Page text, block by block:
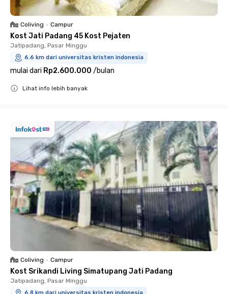
Coliving • Campur
Kost Jati Padang 45 Kost Pejaten
Jatipadang, Pasar Minggu
6.6 km dari universitas kristen indonesia
mulai dari Rp2.600.000 /bulan
Lihat info lebih banyak
Coliving • Campur
Kost Srikandi Living Simatupang Jati Padang
Jatipadang, Pasar Minggu